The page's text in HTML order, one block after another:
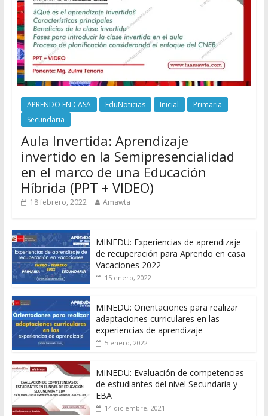
APRENDO EN CASA EduNoticias Inicial
Primaria
Secundaria
Aula Invertida: Aprendizaje
invertido en la Semipresencialidad
en el marco de una Educación
Híbrida (PPT + VIDEO)
18 febrero, 2022 Amawta
MINEDU: Experiencias de aprendizaje
de recuperación para Aprendo en casa
Vacaciones 2022
15 enero, 2022
MINEDU: Orientaciones para realizar
adaptaciones curriculares en las
experiencias de aprendizaje
5 enero, 2022
MINEDU: Evaluación de competencias
de estudiantes del nivel Secundaria y
EBA
14 diciembre, 2021